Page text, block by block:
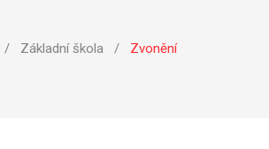
/ Základní škola / Zvonění